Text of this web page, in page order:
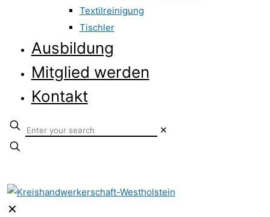
Textilreinigung
Tischler
Ausbildung
Mitglied werden
Kontakt
✕
✕